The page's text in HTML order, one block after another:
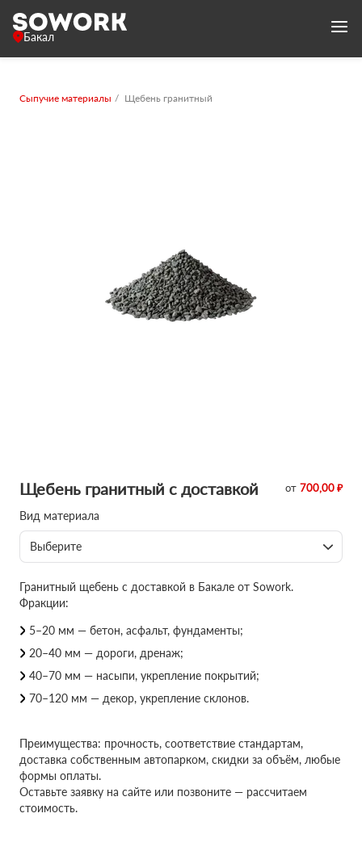
Бакал
Сыпучие материалы Щебень гранитный
Щебень гранитный с доставкой от 700,00 ₽
Вид материала
Выберите
Гранитный щебень с доставкой в Бакале от Sowork.
Фракции:
5–20 мм — бетон, асфальт, фундаменты;
20–40 мм — дороги, дренаж;
40–70 мм — насыпи, укрепление покрытий;
70–120 мм — декор, укрепление склонов.
Преимущества: прочность, соответствие стандартам,
доставка собственным автопарком, скидки за объём, любые
формы оплаты.
Оставьте заявку на сайте или позвоните — рассчитаем
стоимость.